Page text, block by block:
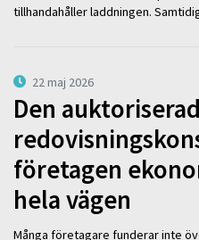
tillhandahåller laddningen.
22 maj 2026
Den
företagen
hela vägen
Många företagare funderar inte